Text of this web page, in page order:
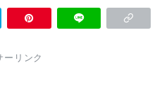
ーリンク